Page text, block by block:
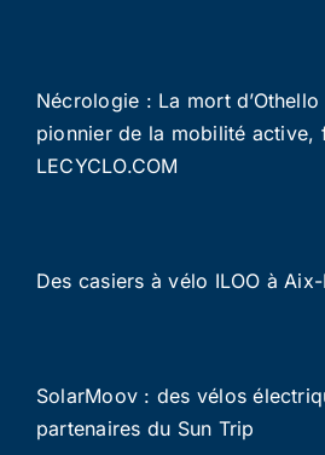
Nécrologie : La mort
pionnier de la mobilité active,
LECYCLO.COM
Des casiers à vélo ILOO à
SolarMoov : des vélos
partenaires du Sun Trip